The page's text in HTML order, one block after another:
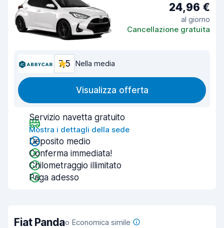
24,96 €
al giorno
Cancellazione gratuita
7,5 Nella media
Visualizza offerta
Servizio navetta gratuito
Mostra i dettagli della sede
Deposito medio
Conferma immediata!
Chilometraggio illimitato
Paga adesso
Fiat Pandao Economica simile